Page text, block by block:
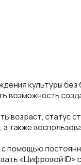
культуры
возможность
статус
также
помощью
«Цифровой ID»